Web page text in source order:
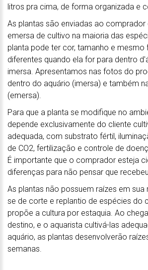
litros pra cima, de forma organizada e
As plantas são enviadas ao
emersa de cultivo na maioria das
planta pode ter cor, tamanho e
diferentes quando ela for para dentro
imersa. Apresentamos nas fotos do
dentro do aquário (imersa) e também
(emersa).
Para que a planta se modifique no
depende exclusivamente do cliente
adequada, com substrato fértil,
de CO2, fertilização e controle de
É importante que o comprador esteja
diferenças para não pensar que
As plantas não possuem raízes em sua
se de corte e replantio de espécies do
propõe a cultura por estaquia. Ao
destino, e o aquarista cultivá-las
aquário, as plantas desenvolverão
semanas.